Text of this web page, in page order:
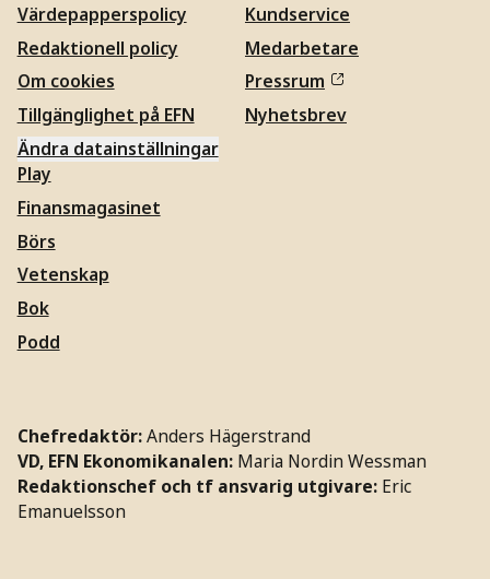
Värdepapperspolicy
Redaktionell policy
Om cookies
Tillgänglighet på EFN
Ändra datainställningar
Kundservice
Medarbetare
Pressrum
Nyhetsbrev
Play
Finansmagasinet
Börs
Vetenskap
Bok
Podd
Chefredaktör:Anders Hägerstrand
VD, EFN Ekonomikanalen: Maria Nordin Wessman
Redaktionschef och tf ansvarig utgivare: Eric
Emanuelsson